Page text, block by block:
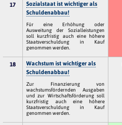
17
Sozialstaat ist wichtiger als
Schuldenabbau!
Für eine Erhöhung oder
Ausweitung der Sozialleistungen
soll kurzfristig auch eine höhere
Staatsverschuldung in Kauf
genommen werden.
18
Wachstum ist wichtiger als
Schuldenabbau!
Zur Finanzierung von
wachstumsfördernden Ausgaben
und zur Wirtschaftsförderung soll
kurzfristig auch eine höhere
Staatsverschuldung in Kauf
genommen werden.